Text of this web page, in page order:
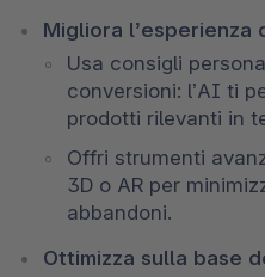
Migliora l’esperienza
Usa consigli
conversioni: l’AI ti
prodotti rilevanti in
Offri strumenti
3D o AR per
abbandoni.
Ottimizza sulla base